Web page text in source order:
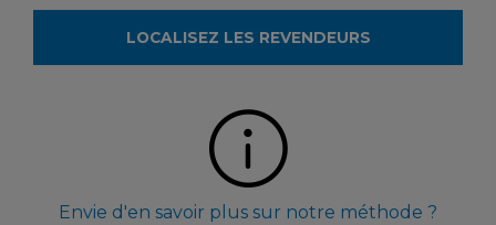
LOCALISEZ LES REVENDEURS
Envie d'en savoir plus sur notre méthode ?